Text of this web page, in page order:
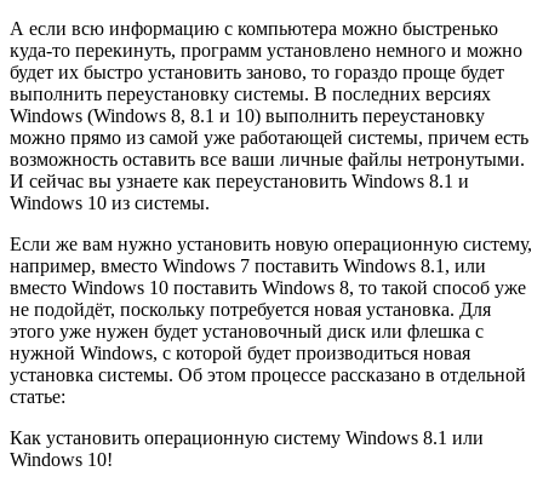
А если всю информацию с компьютера можно быстренько
куда-то перекинуть, программ установлено немного и можно
будет их быстро установить заново, то гораздо проще будет
выполнить переустановку системы. В последних версиях
Windows (Windows 8, 8.1 и 10) выполнить переустановку
можно прямо из самой уже работающей системы, причем есть
возможность оставить все ваши личные файлы нетронутыми.
И сейчас вы узнаете как переустановить Windows 8.1 и
Windows 10 из системы.
Если же вам нужно установить новую операционную систему,
например, вместо Windows 7 поставить Windows 8.1, или
вместо Windows 10 поставить Windows 8, то такой способ уже
не подойдёт, поскольку потребуется новая установка. Для
этого уже нужен будет установочный диск или флешка с
нужной Windows, с которой будет производиться новая
установка системы. Об этом процессе рассказано в отдельной
статье:
Как установить операционную систему Windows 8.1 или
Windows 10!